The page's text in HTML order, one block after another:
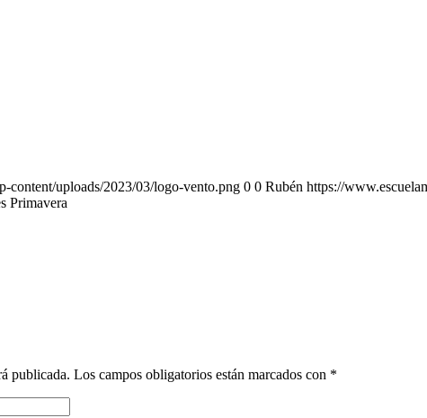
content/uploads/2023/03/logo-vento.png 0 0 Rubén https://
Primavera
publicada. Los campos obligatorios están marcados con *